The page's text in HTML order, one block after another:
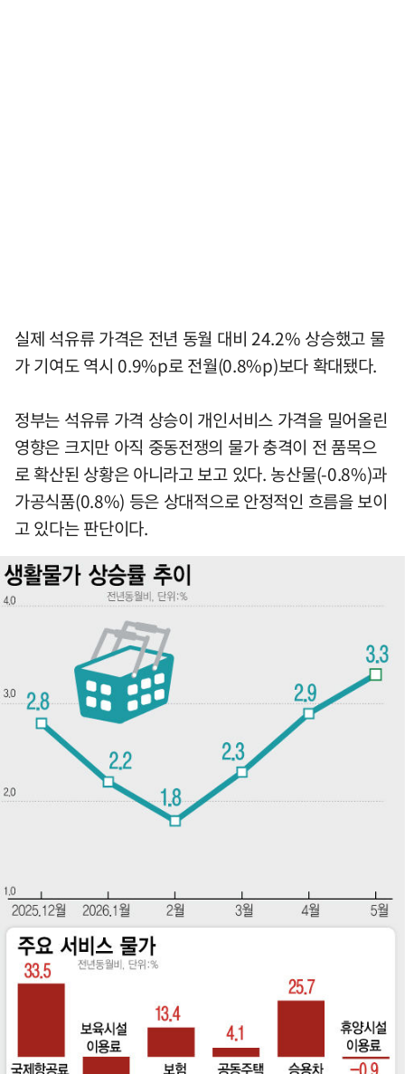
실제 석유류 가격은 전년 동월 대비 24.2% 상승했고 물
가 기여도 역시 0.9%p로 전월(0.8%p)보다 확대됐다.
정부는 석유류 가격 상승이 개인서비스 가격을 밀어올린
영향은 크지만 아직 중동전쟁의 물가 충격이 전 품목으
로 확산된 상황은 아니라고 보고 있다. 농산물(-0.8%)과
가공식품(0.8%) 등은 상대적으로 안정적인 흐름을 보이
고 있다는 판단이다.